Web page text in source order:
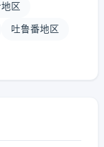
区
吐鲁番地区